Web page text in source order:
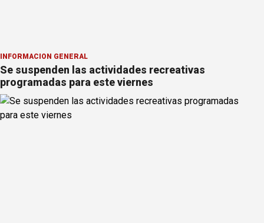
INFORMACION GENERAL
Se suspenden las actividades recreativas
programadas para este viernes